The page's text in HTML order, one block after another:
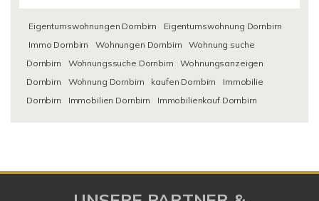
Eigentumswohnungen Dornbirn
Eigentumswohnung Dornbirn
Immo Dornbirn
Wohnungen Dornbirn
Wohnung suche
Dornbirn
Wohnungssuche Dornbirn
Wohnungsanzeigen
Dornbirn
Wohnung Dornbirn kaufen Dornbirn
Immobilie
Dornbirn
Immobilien Dornbirn Immobilienkauf Dornbirn